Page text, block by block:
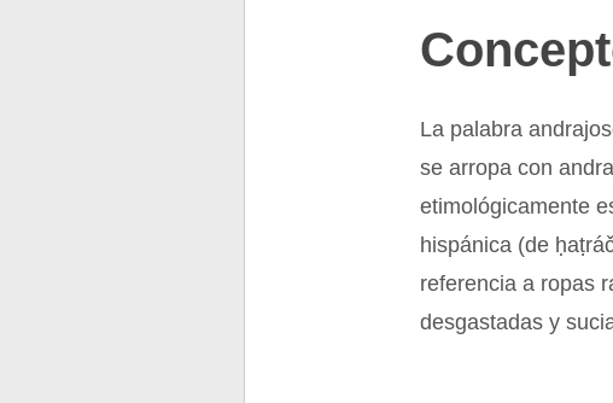
La palabra
se arropa con
etimológicamente
hispánica (de
referencia a ropas
desgastadas y